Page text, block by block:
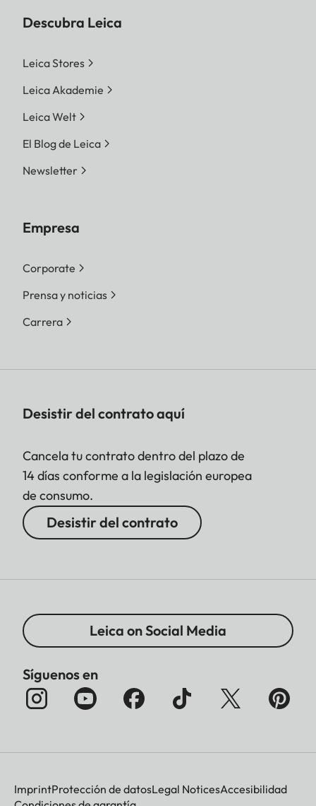
Descubra Leica
Leica Stores
Leica Akademie
Leica Welt
El Blog de Leica
Newsletter
Empresa
Corporate
Prensa y noticias
Carrera
Desistir del contrato aquí
Cancela tu contrato dentro del plazo de
14 días conforme a la legislación europea
de consumo.
Desistir del contrato
Leica on Social Media
Síguenos en
ImprintProtección de datosLegal NoticesAccesibilidad